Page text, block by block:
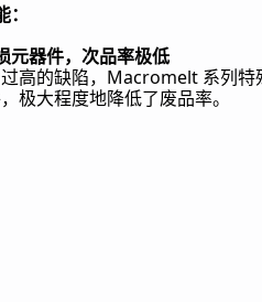
元器件，次品率极低
高的缺陷， Macromelt 系列特
极大程度地降低了废品率。